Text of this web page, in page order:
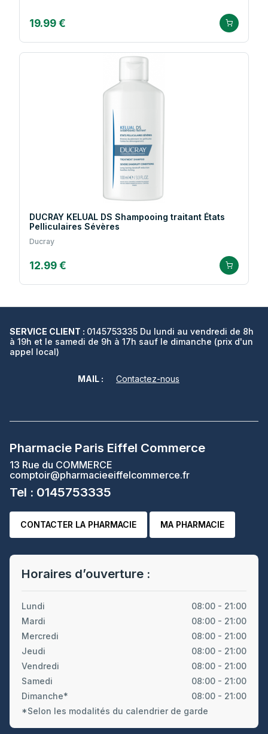
19.99 €
DUCRAY KELUAL DS Shampooing traitant États
Pelliculaires Sévères
Ducray
12.99 €
SERVICE CLIENT : 0145753335 Du lundi au vendredi de 8h
à 19h et le samedi de 9h à 17h sauf le dimanche (prix d'un
appel local)
MAIL : Contactez-nous
Pharmacie Paris Eiffel Commerce
13 Rue du COMMERCE
comptoir@pharmacieeiffelcommerce.fr
Tel : 0145753335
CONTACTER LA PHARMACIE MA PHARMACIE
Horaires d’ouverture :
Lundi
08:00 - 21:00
Mardi
08:00 - 21:00
Mercredi
08:00 - 21:00
Jeudi
08:00 - 21:00
Vendredi
08:00 - 21:00
Samedi
08:00 - 21:00
Dimanche*
08:00 - 21:00
*Selon les modalités du calendrier de garde